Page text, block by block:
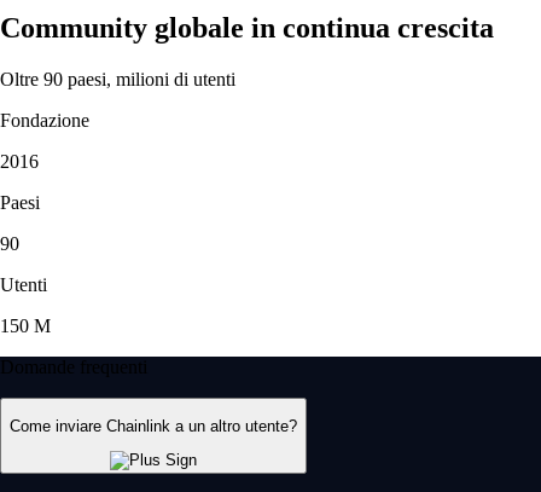
Community globale in continua crescita
Oltre 90 paesi, milioni di utenti
Fondazione
2016
Paesi
90
Utenti
150 M
Domande frequenti
Come inviare Chainlink a un altro utente?